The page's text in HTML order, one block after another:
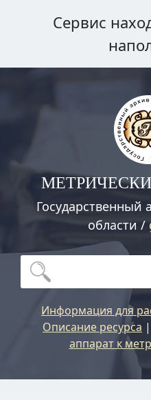
Сервис
Государственный
области /
Информация для
Описание ресурса |
аппарат к